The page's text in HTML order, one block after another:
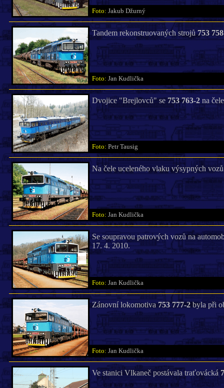
Foto: Jakub Džurný
Tandem rekonstruovaných strojů753
Foto: Jan Kudlička
Dvojice "Brejlovců" se 753 763-2na
Foto: Petr Tausig
Na čele uceleného vlaku výsypných
Foto: Jan Kudlička
Se soupravou patrových vozů na
17. 4. 2010.
Foto: Jan Kudlička
Zánovní lokomotiva753 777-2byla při
Foto: Jan Kudlička
Ve stanici Vlkaneč postávala traťovácká